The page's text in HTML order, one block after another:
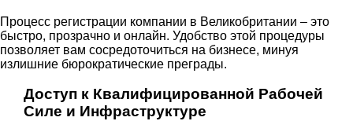
Процесс регистрации компании в Великобритании – это
быстро, прозрачно и онлайн. Удобство этой процедуры
позволяет вам сосредоточиться на бизнесе, минуя
излишние бюрократические преграды.
Доступ к Квалифицированной Рабочей
Силе и Инфраструктуре